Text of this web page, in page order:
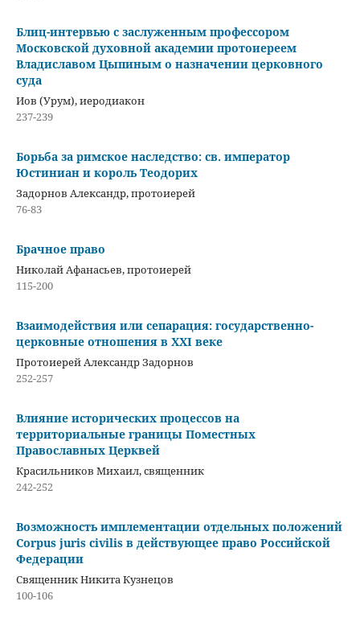
Блиц-интервью с заслуженным профессором
Московской духовной академии протоиереем
Владиславом Цыпиным о назначении церковного
суда
Иов (Урум), иеродиакон
237-239
Борьба за римское наследство: св. император
Юстиниан и король Теодорих
Задорнов Александр, протоиерей
76-83
Брачное право
Николай Афанасьев, протоиерей
115-200
Взаимодействия или сепарация: государственно-
церковные отношения в XXI веке
Протоиерей Александр Задорнов
252-257
Влияние исторических процессов на
территориальные границы Поместных
Православных Церквей
Красильников Михаил, священник
242-252
Возможность имплементации отдельных положений
Corpus juris civilis в действующее право Российской
Федерации
Священник Никита Кузнецов
100-106